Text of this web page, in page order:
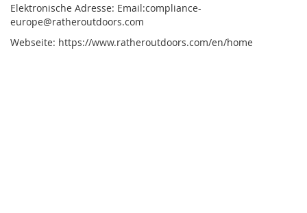
Elektronische Adresse: Email:compliance-
europe@ratheroutdoors.com
Webseite: https://www.ratheroutdoors.com/en/home